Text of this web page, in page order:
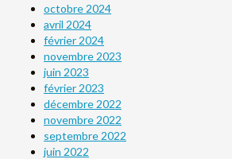
octobre 2024
avril 2024
février 2024
novembre 2023
juin 2023
février 2023
décembre 2022
novembre 2022
septembre 2022
juin 2022